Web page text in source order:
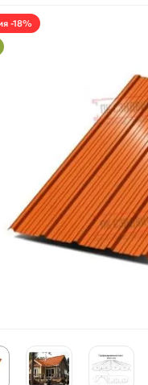
-18%